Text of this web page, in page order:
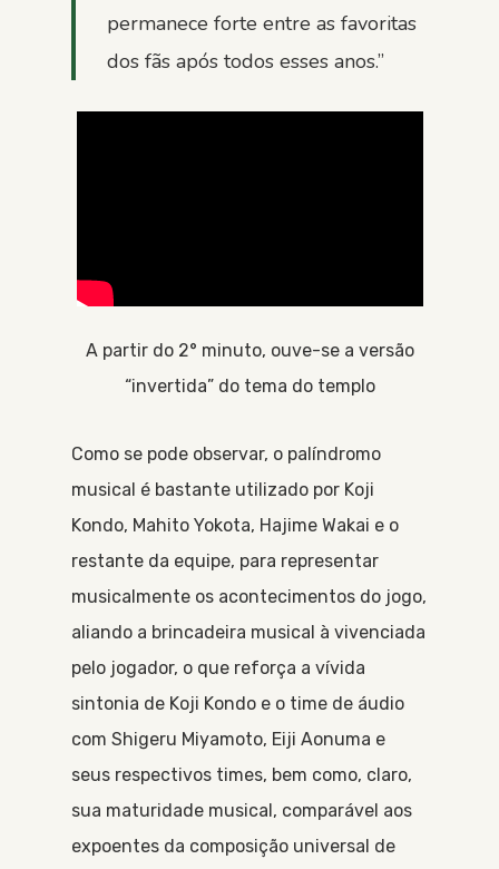
permanece forte entre as favoritas
dos fãs após todos esses anos.”
A partir do 2° minuto, ouve-se a versão
“invertida” do tema do templo
Como se pode observar, o palíndromo
musical é bastante utilizado por Koji
Kondo, Mahito Yokota, Hajime Wakai e o
restante da equipe, para representar
musicalmente os acontecimentos do jogo,
aliando a brincadeira musical à vivenciada
pelo jogador, o que reforça a vívida
sintonia de Koji Kondo e o time de áudio
com Shigeru Miyamoto, Eiji Aonuma e
seus respectivos times, bem como, claro,
sua maturidade musical, comparável aos
expoentes da composição universal de